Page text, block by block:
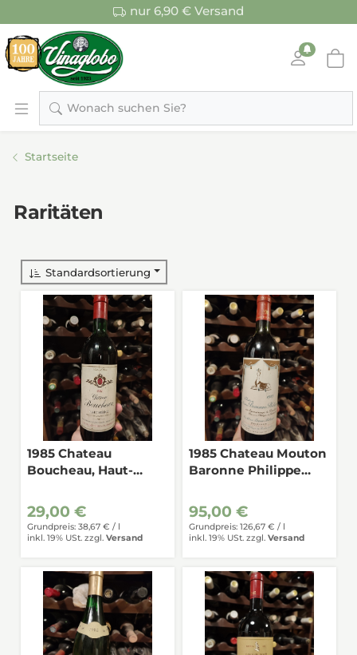
nur 6,90 € Versand
Wonach suchen Sie?
Startseite
Raritäten
Standardsortierung
1985 Chateau
Boucheau, Haut-
29,00 €
Grundpreis: 38,67 € / l
inkl. 19% USt. zzgl. Versand
1985 Chateau Mouton
Baronne Philippe
95,00 €
Grundpreis: 126,67 € / l
inkl. 19% USt. zzgl. Versand